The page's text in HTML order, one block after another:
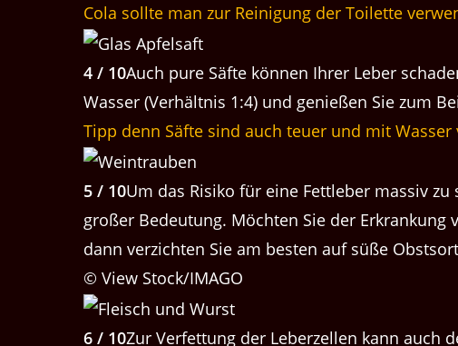
Cola sollte man zur Reinigung der Toilette
4 / 10Auch pure Säfte können Ihrer Leber
Wasser (Verhältnis 1:4) und genießen Sie zum
Tipp denn Säfte sind auch teuer und mit
5 / 10Um das Risiko für eine Fettleber massiv
großer Bedeutung. Möchten Sie der
dann verzichten Sie am besten auf süße
© View Stock/IMAGO
6 / 10Zur Verfettung der Leberzellen kann auch